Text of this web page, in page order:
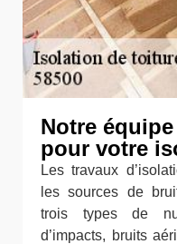
Notre
pour votre
Les travaux
les sources de
trois types de
d’impacts, bruits